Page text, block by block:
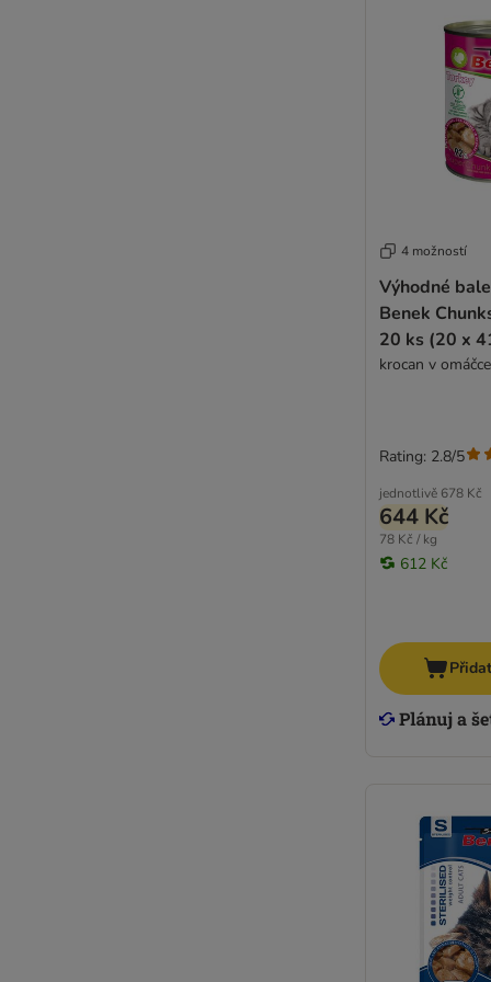
4 možností
Výhodné
Benek
20 ks (20 x
krocan v omáčce
jednotlivě 678 Kč
644 Kč
78 Kč / kg
612 Kč
Rating: 2.8/5